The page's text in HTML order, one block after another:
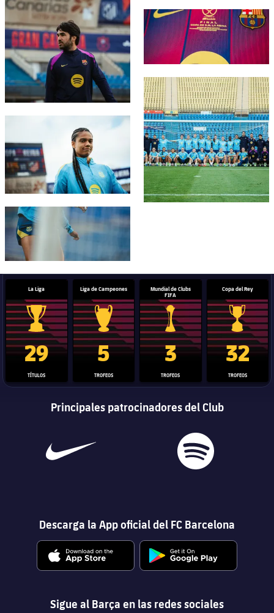
FC Barcelona club badge
FC Barcelona club badge
FC Barcelona club badge
La Liga
Trofeo de La Liga
29
TÍTULOS
Liga de Campeones
Trofeo de la Liga de Campeones
5
TROFEOS
Mundial de Clubs
FIFA
Trofeo del Mundial de
3
TROFEOS
Copa del Rey
Copa del
32
TROFEOS
Principales patrocinadores del Club
Descarga la App oficial del FC Barcelona
Sigue al Barça en las redes sociales